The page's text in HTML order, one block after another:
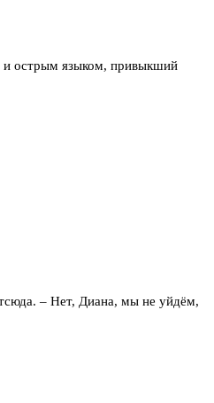
острым языком, привыкший
– Нет, Диана, мы не уйдём,